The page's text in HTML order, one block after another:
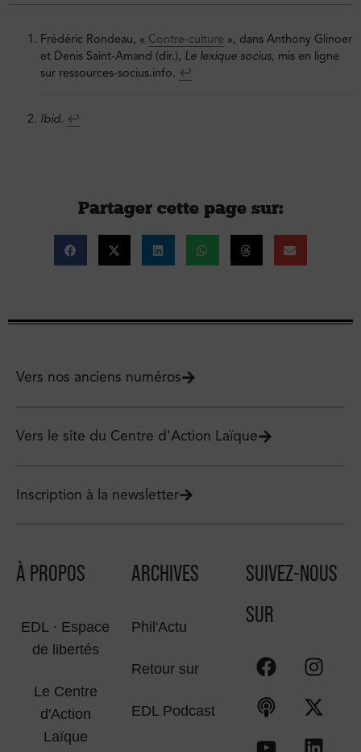
Frédéric Rondeau, « Contre-culture », dans Anthony Glinoer
et Denis Saint-Amand (dir.), Le lexique socius, mis en ligne
sur ressources-socius.info. ↩︎
Ibid. ↩︎
Partager cette page sur :
Vers nos anciens numéros
Vers le site du Centre d'Action Laïque
Inscription à la newsletter
À PROPOS
EDL · Espace
de libertés
Le Centre
d'Action
Laïque
ARCHIVES
Phil'Actu
Retour sur
EDL Podcast
SUIVEZ-NOUS
SUR